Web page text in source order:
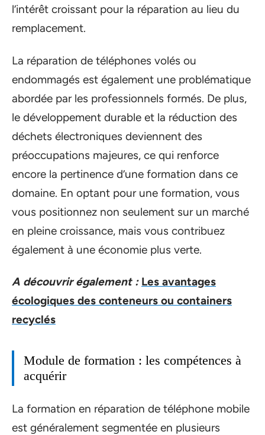
l’intérêt croissant pour la réparation au lieu du
remplacement.
La réparation de téléphones volés ou
endommagés est également une problématique
abordée par les professionnels formés. De plus,
le développement durable et la réduction des
déchets électroniques deviennent des
préoccupations majeures, ce qui renforce
encore la pertinence d’une formation dans ce
domaine. En optant pour une formation, vous
vous positionnez non seulement sur un marché
en pleine croissance, mais vous contribuez
également à une économie plus verte.
A découvrir également : Les avantages
écologiques des conteneurs ou containers
recyclés
Module de formation : les compétences à
acquérir
La formation en réparation de téléphone mobile
est généralement segmentée en plusieurs